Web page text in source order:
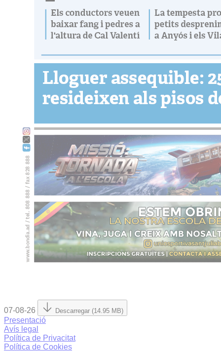
07-08-26 Descarregar (14.95 MB)
Presentació
Avís legal
Política de Privacitat
Política de Cookies